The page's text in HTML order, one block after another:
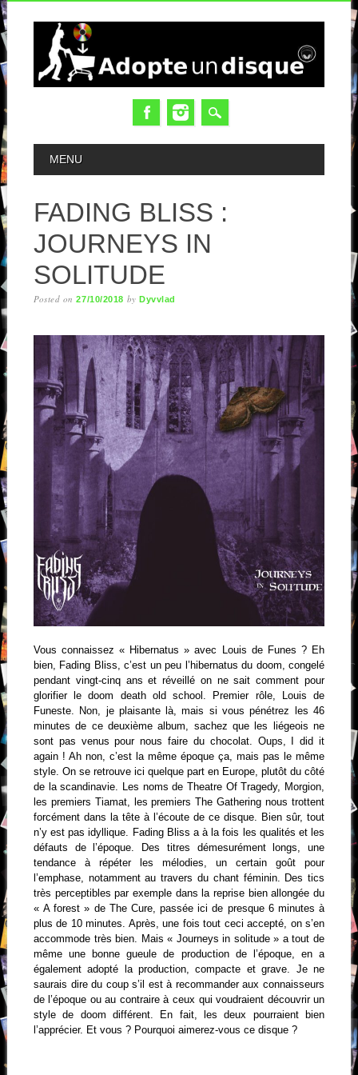
MAIN MENU
MENU
FADING BLISS :
JOURNEYS IN
SOLITUDE
Posted on27/10/2018 byDyvvlad
Vous connaissez « Hibernatus » avec Louis de Funes ? Eh
bien, Fading Bliss, c’est un peu l’hibernatus du doom, congelé
pendant vingt-cinq ans et réveillé on ne sait comment pour
glorifier le doom death old school. Premier rôle, Louis de
Funeste. Non, je plaisante là, mais si vous pénétrez les 46
minutes de ce deuxième album, sachez que les liégeois ne
sont pas venus pour nous faire du chocolat. Oups, I did it
again ! Ah non, c’est la même époque ça, mais pas le même
style. On se retrouve ici quelque part en Europe, plutôt du côté
de la scandinavie. Les noms de Theatre Of Tragedy, Morgion,
les premiers Tiamat, les premiers The Gathering nous trottent
forcément dans la tête à l’écoute de ce disque. Bien sûr, tout
n’y est pas idyllique. Fading Bliss a à la fois les qualités et les
défauts de l’époque. Des titres démesurément longs, une
tendance à répéter les mélodies, un certain goût pour
l’emphase, notamment au travers du chant féminin. Des tics
très perceptibles par exemple dans la reprise bien allongée du
« A forest » de The Cure, passée ici de presque 6 minutes à
plus de 10 minutes. Après, une fois tout ceci accepté, on s’en
accommode très bien. Mais « Journeys in solitude » a tout de
même une bonne gueule de production de l’époque, en a
également adopté la production, compacte et grave. Je ne
saurais dire du coup s’il est à recommander aux connaisseurs
de l’époque ou au contraire à ceux qui voudraient découvrir un
style de doom différent. En fait, les deux pourraient bien
l’apprécier. Et vous ? Pourquoi aimerez-vous ce disque ?